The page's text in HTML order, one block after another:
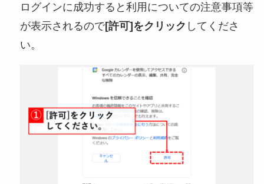
ログインに成功すると利用についての注意事項等
が表示されるので[許可]をクリック してくださ
い。